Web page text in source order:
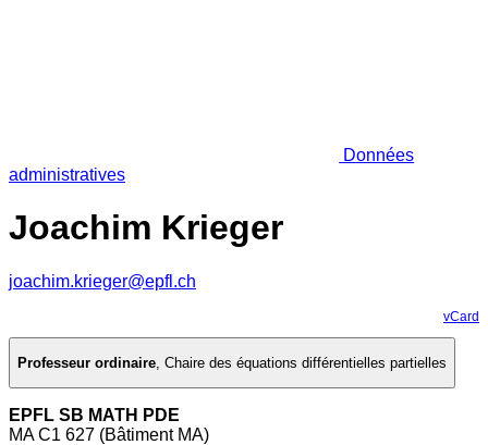
Données
administratives
Joachim Krieger
joachim.krieger@epfl.ch
vCard
Professeur ordinaire, Chaire des équations différentielles partielles
EPFL SB MATH PDE
MA C1 627 (Bâtiment MA)